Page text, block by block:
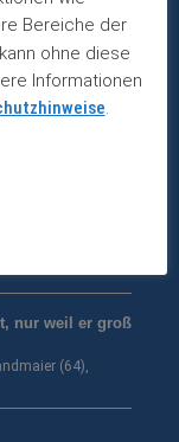
und habe …
in welch …
Samsung-Aktie …
nur weil er groß
(64),
Bereiche der
ohne diese
Informationen